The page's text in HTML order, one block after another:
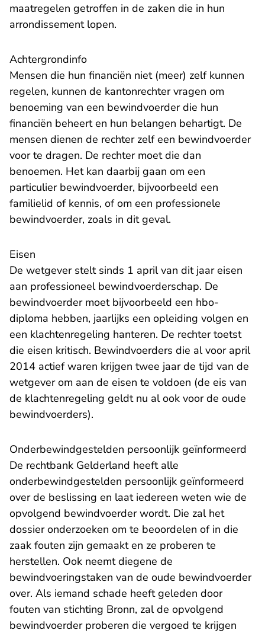
maatregelen getroffen in de zaken die in hun
arrondissement lopen.
Achtergrondinfo
Mensen die hun financiën niet (meer) zelf kunnen
regelen, kunnen de kantonrechter vragen om
benoeming van een bewindvoerder die hun
financiën beheert en hun belangen behartigt. De
mensen dienen de rechter zelf een bewindvoerder
voor te dragen. De rechter moet die dan
benoemen. Het kan daarbij gaan om een
particulier bewindvoerder, bijvoorbeeld een
familielid of kennis, of om een professionele
bewindvoerder, zoals in dit geval.
Eisen
De wetgever stelt sinds 1 april van dit jaar eisen
aan professioneel bewindvoerderschap. De
bewindvoerder moet bijvoorbeeld een hbo-
diploma hebben, jaarlijks een opleiding volgen en
een klachtenregeling hanteren. De rechter toetst
die eisen kritisch. Bewindvoerders die al voor april
2014 actief waren krijgen twee jaar de tijd van de
wetgever om aan de eisen te voldoen (de eis van
de klachtenregeling geldt nu al ook voor de oude
bewindvoerders).
Onderbewindgestelden persoonlijk geïnformeerd
De rechtbank Gelderland heeft alle
onderbewindgestelden persoonlijk geïnformeerd
over de beslissing en laat iedereen weten wie de
opvolgend bewindvoerder wordt. Die zal het
dossier onderzoeken om te beoordelen of in die
zaak fouten zijn gemaakt en ze proberen te
herstellen. Ook neemt diegene de
bewindvoeringstaken van de oude bewindvoerder
over. Als iemand schade heeft geleden door
fouten van stichting Bronn, zal de opvolgend
bewindvoerder proberen die vergoed te krijgen